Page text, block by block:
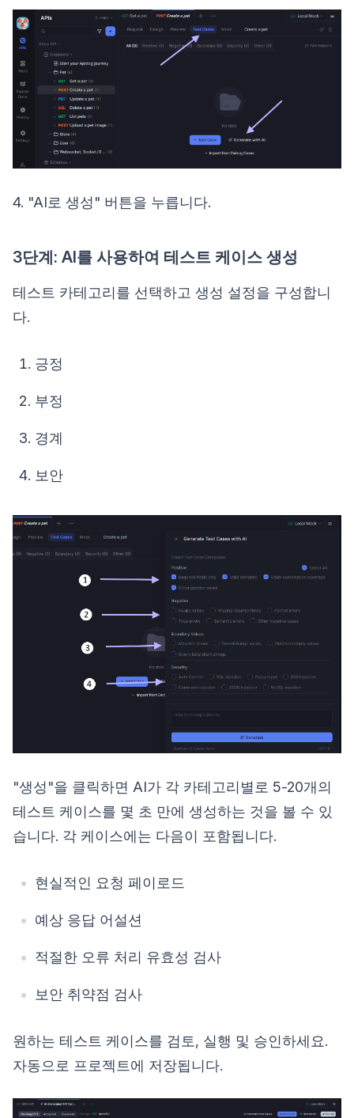
4. "AI로 생성" 버튼을 누릅니다.
3단계: AI를 사용하여 테스트 케이스 생성
테스트 카테고리를 선택하고 생성 설정을 구성합니
다.
긍정
부정
경계
보안
"생성"을 클릭하면 AI가 각 카테고리별로 5-20개의
테스트 케이스를 몇 초 만에 생성하는 것을 볼 수 있
습니다. 각 케이스에는 다음이 포함됩니다.
현실적인 요청 페이로드
예상 응답 어설션
적절한 오류 처리 유효성 검사
보안 취약점 검사
원하는 테스트 케이스를 검토, 실행 및 승인하세요.
자동으로 프로젝트에 저장됩니다.